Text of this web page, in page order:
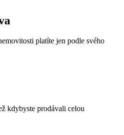
platíte jen podle svého
kdybyste prodávali celou